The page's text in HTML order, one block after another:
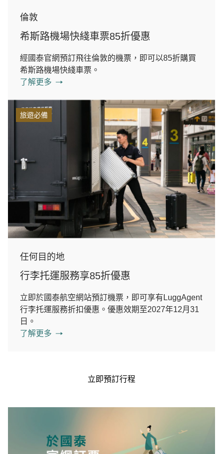
倫敦
希斯路機場快綫車票85折優惠
經國泰官網預訂飛往倫敦的機票，即可以85折購買
希斯路機場快綫車票。
了解更多
旅遊必備
任何目的地
行李托運服務享85折優惠
立即於國泰航空網站預訂機票，即可享有LuggAgent
行李托運服務折扣優惠。優惠效期至2027年12月31
日。
了解更多
立即預訂行程